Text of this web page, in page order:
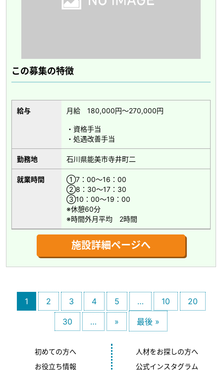
この募集の特徴
給与 月給 180,000円～270,000円
・資格手当
・処遇改善手当
勤務地 石川県能美市寺井町二
就業時間
①7：00～16：00
②8：30～17：30
③10：00～19：00
※休憩60分
※時間外月平均 2時間
施設詳細ページへ
1 2 3 4 5 … 10 20
30 … » 最後 »
初めての方へ
お役立ち情報
人材をお探しの方へ
公式インスタグラム